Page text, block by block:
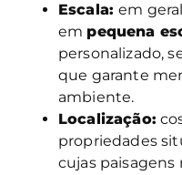
Escala:em
em pequena
personalizado,
que garante
ambiente.
Localização:
propriedades
cujas paisagens